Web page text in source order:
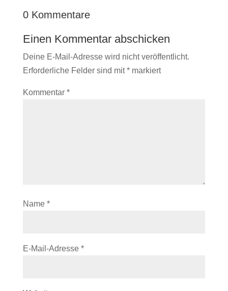
0 Kommentare
Einen Kommentar abschicken
Deine E-Mail-Adresse wird nicht veröffentlicht.
Erforderliche Felder sind mit*markiert
Kommentar *
Name *
E-Mail-Adresse *